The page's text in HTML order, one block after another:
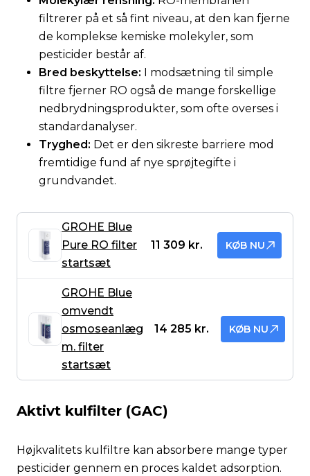
filtrerer på et så fint niveau, at den kan fjerne
de komplekse kemiske molekyler, som
pesticider består af.
Bred beskyttelse: I modsætning til simple
filtre fjerner RO også de mange forskellige
nedbrydningsprodukter, som ofte overses i
standardanalyser.
Tryghed: Det er den sikreste barriere mod
fremtidige fund af nye sprøjtegifte i
grundvandet.
GROHE Blue
Pure RO filter
startsæt
11 309 kr. KØB NU
GROHE Blue
omvendt
osmoseanlæg
m. filter
startsæt
14 285 kr. KØB NU
Aktivt kulfilter (GAC)
Højkvalitets kulfiltre kan absorbere mange typer
pesticider gennem en proces kaldet adsorption.